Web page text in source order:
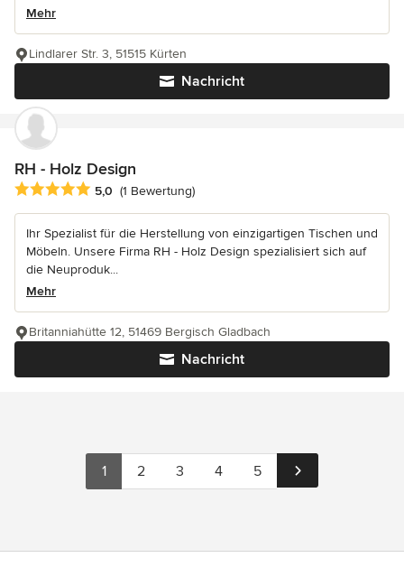
Mehr
Nachricht
Lindlarer Str. 3, 51515 Kürten
RH - Holz Design
Durchschnittliche Bewertung: 5 von 5 Sternen
5,0 (1 Bewertung)
Ihr Spezialist für die Herstellung von einzigartigen Tischen und
Möbeln. Unsere Firma RH - Holz Design spezialisiert sich auf
die Neuproduk...
Mehr
Nachricht
Britanniahütte 12, 51469 Bergisch Gladbach
1 2 3 4 5